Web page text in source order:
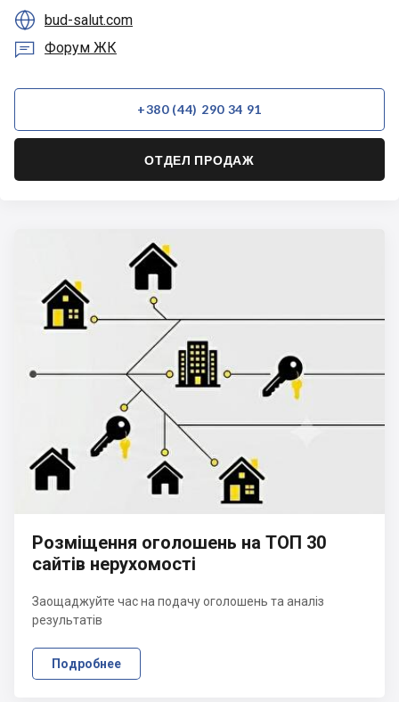
 bud-salut.com
 Форум ЖК
+380 (44) 290 34 91
ОТДЕЛ ПРОДАЖ
Розміщення оголошень на ТОП 30
сайтів нерухомості
Заощаджуйте час на подачу оголошень та аналіз
результатів
Подробнее